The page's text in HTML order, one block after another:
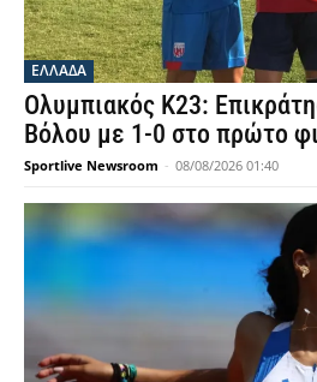
ΕΛΛΑΔΑ
Ολυμπιακός Κ23:
Βόλου με 1-0 στο πρώτο
Sportlive Newsroom - 08/08/2026 01:40